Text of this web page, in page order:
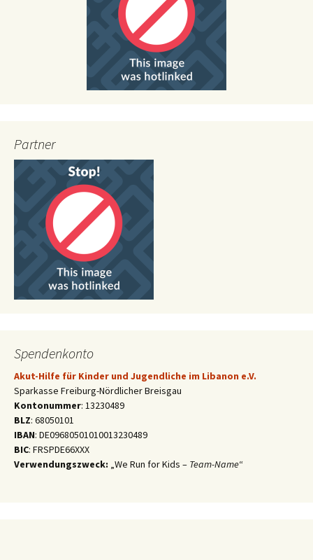
Partner
Spendenkonto
Akut-Hilfe für Kinder und Jugendliche im Libanon e.V.
Sparkasse Freiburg-Nördlicher Breisgau
Kontonummer: 13230489
BLZ: 68050101
IBAN: DE09680501010013230489
BIC: FRSPDE66XXX
Verwendungszweck: „We Run for Kids – Team-Name“